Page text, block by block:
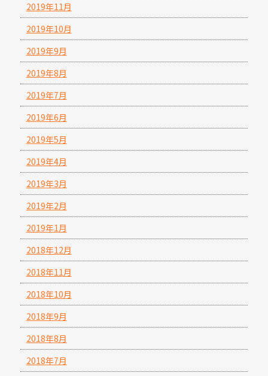
2019年11月
2019年10月
2019年9月
2019年8月
2019年7月
2019年6月
2019年5月
2019年4月
2019年3月
2019年2月
2019年1月
2018年12月
2018年11月
2018年10月
2018年9月
2018年8月
2018年7月